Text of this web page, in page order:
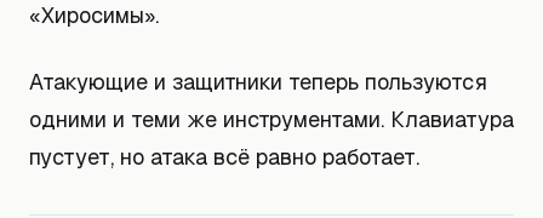
«Хиросимы».
Атакующие и защитники теперь пользуются
одними и теми же инструментами. Клавиатура
пустует, но атака всё равно работает.